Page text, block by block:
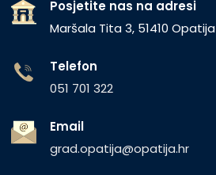
Posjetite nas na adresi
Maršala Tita 3, 51410 Opatija
Telefon
051 701 322
Email
grad.opatija@opatija.hr